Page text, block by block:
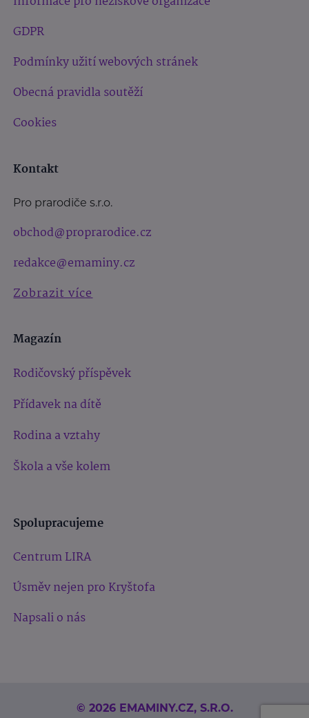
GDPR
Podmínky užití webových stránek
Obecná pravidla soutěží
Cookies
Kontakt
Pro prarodiče s.r.o.
obchod@proprarodice.cz
redakce@emaminy.cz
Zobrazit více
Magazín
Rodičovský příspěvek
Přídavek na dítě
Rodina a vztahy
Škola a vše kolem
Spolupracujeme
Centrum LIRA
Úsměv nejen pro Kryštofa
Napsali o nás
© 2026 EMAMINY.CZ, S.R.O.